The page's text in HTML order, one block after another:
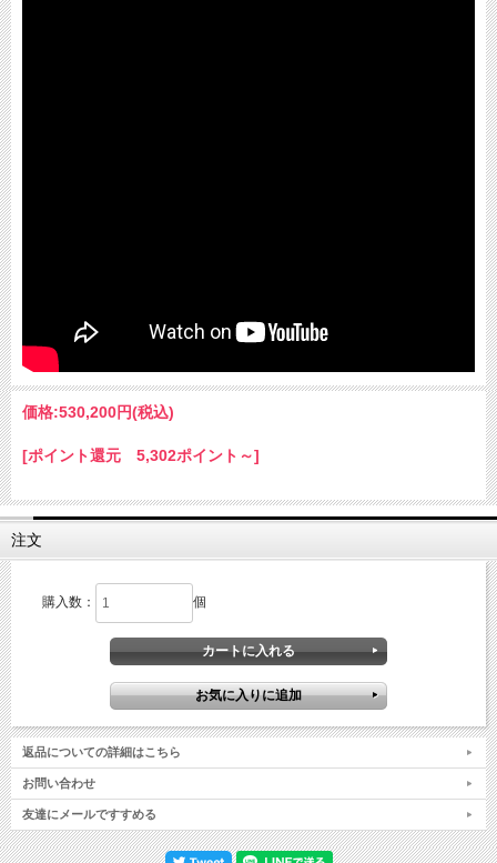
価格:530,200円(税込)
[ポイント還元 5,302ポイント～]
注文
購入数： 個
返品についての詳細はこちら
お問い合わせ
友達にメールですすめる